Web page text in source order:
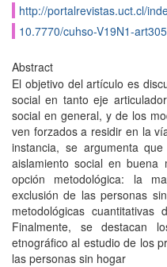
http://portalrevistas.uct.cl/
10.7770/cuhso-V19N1-art305
Abstract
El objetivo del artículo es
social en tanto eje
social en general, y de los
ven forzados a residir en la
instancia, se argumenta
aislamiento social en buena
opción metodológica: la
exclusión de las personas
metodológicas cuantitativas
Finalmente, se destacan
etnográfico al estudio de los
las personas sin hogar